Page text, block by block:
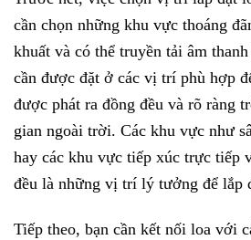
cần chọn những khu vực thoáng
khuất và có thể truyền tải âm
cần được đặt ở các vị trí phù hợp
được phát ra đồng đều và rõ ràng
gian ngoài trời. Các khu vực như
hay các khu vực tiếp xúc trực tiếp
đều là những vị trí lý tưởng để lắp
Tiếp theo, bạn cần kết nối loa với